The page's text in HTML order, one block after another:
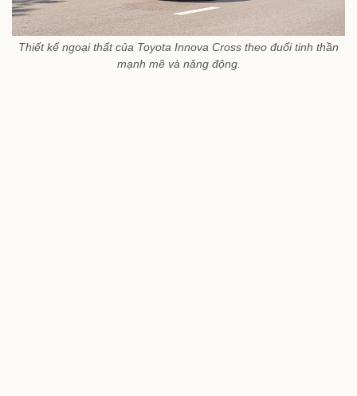
Thiết kế ngoại thất của Toyota Innova Cross theo đuổi tinh thần
mạnh mẽ và năng động.